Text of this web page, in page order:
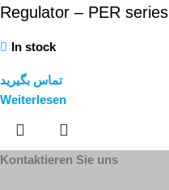
Regulator – PER series
In stock
تماس بگیرید
Weiterlesen
Kontaktieren Sie uns